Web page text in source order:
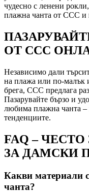
чудесно с ленени
плажна чанта от CCC и
ОТ CCC
Независимо дали
на плажа или по-малък
брега, CCC предлага
Пазарувайте бързо и
любима плажна чанта –
тенденциите.
FAQ –
ЗА ДАМСКИ
Какви материали
чанта?